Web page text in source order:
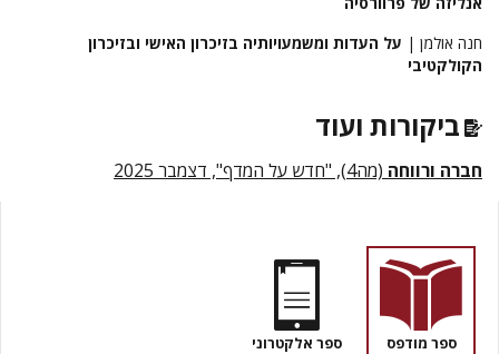
חנה אולמן | על העדות ומשמעויותיה בזיכרון האישי ובזיכרון
הקולקטיבי
ביקורות ועוד
חברה ורווחה (מה4), "חדש על המדף", דצמבר 2025
ספר מודפס ספר אלקטרוני